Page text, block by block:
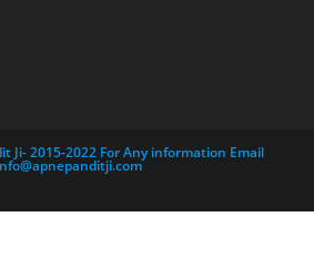
Ji- 2015-2022 For Any information Email